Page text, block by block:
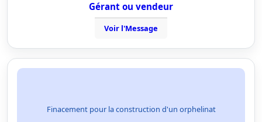
Gérant ou vendeur
Voir l'Message
Finacement pour la construction d'un orphelinat